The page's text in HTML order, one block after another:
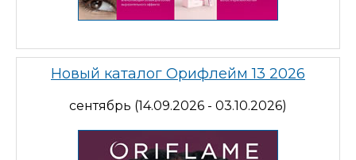
Новый каталог Орифлейм 13 2026
сентябрь (14.09.2026 - 03.10.2026)